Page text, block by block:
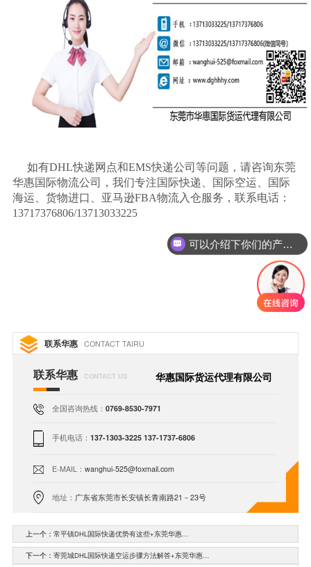
如有DHL快递网点和EMS快递公司等问题，请咨询东莞
华惠国际物流公司，我们专注国际快递、国际空运、国际
海运、货物进口、亚马逊FBA物流入仓服务，联系电话：
13717376806/13713033225
联系华惠 CONTACT TAIRU
联系华惠 CONTACT US 华惠国际货运代理有限公司
全国咨询热线：0769-8530-7971
手机电话：137-1303-3225 137-1737-6806
E-MAIL：wanghui-525@foxmail.com
地址： 广东省东莞市长安镇长青南路21－23号
上一个： 常平镇DHL国际快递优势有这些+东莞华惠…
下一个： 寄莞城DHL国际快递空运步骤方法解答+东莞华惠…
你们是怎么收费的呢